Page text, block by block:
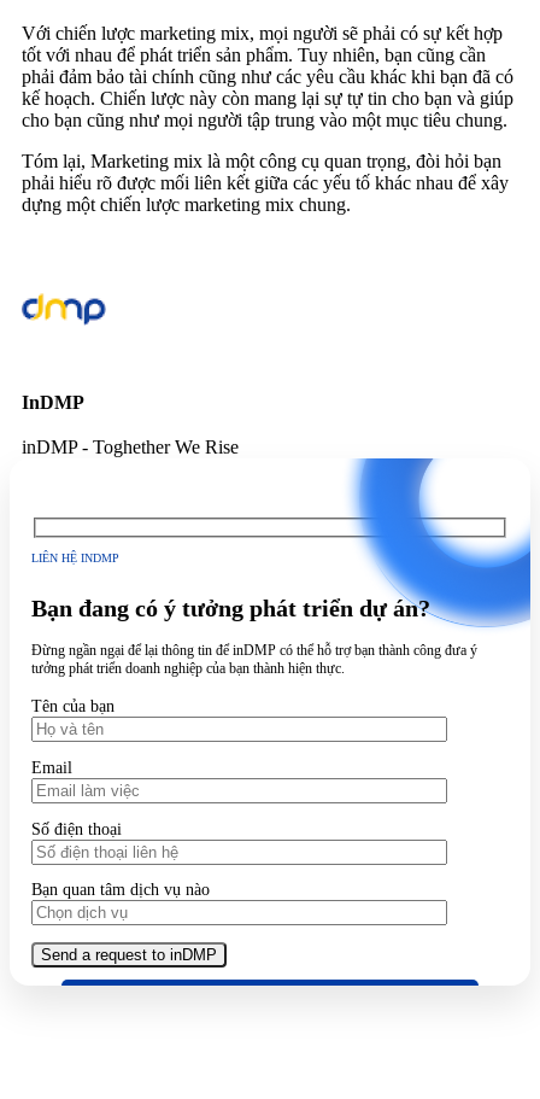
Với chiến lược marketing mix, mọi người sẽ phải có sự kết hợp
tốt với nhau để phát triển sản phẩm. Tuy nhiên, bạn cũng cần
phải đảm bảo tài chính cũng như các yêu cầu khác khi bạn đã có
kế hoạch. Chiến lược này còn mang lại sự tự tin cho bạn và giúp
cho bạn cũng như mọi người tập trung vào một mục tiêu chung.
Tóm lại, Marketing mix là một công cụ quan trọng, đòi hỏi bạn
phải hiểu rõ được mối liên kết giữa các yếu tố khác nhau để xây
dựng một chiến lược marketing mix chung.
InDMP
inDMP - Toghether We Rise
LIÊN HỆ INDMP
Bạn đang có ý tưởng phát triển dự án?
Đừng ngần ngại để lại thông tin để inDMP có thể hỗ trợ bạn thành công đưa ý
tưởng phát triển doanh nghiệp của bạn thành hiện thực.
Tên của bạn
Email
Số điện thoại
Bạn quan tâm dịch vụ nào